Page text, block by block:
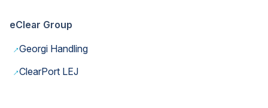
eClear Group
→Georgi Handling
→ClearPort LEJ